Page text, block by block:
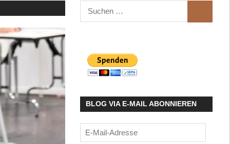
Suchen
nach:
BLOG VIA E-MAIL ABONNIEREN
E-